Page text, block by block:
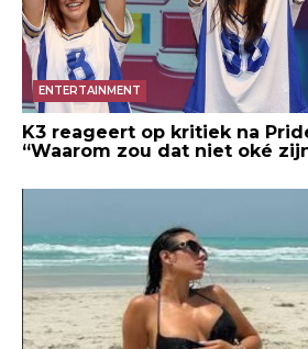
ENTERTAINMENT
K3 reageert op kritiek na
“Waarom zou dat niet oké